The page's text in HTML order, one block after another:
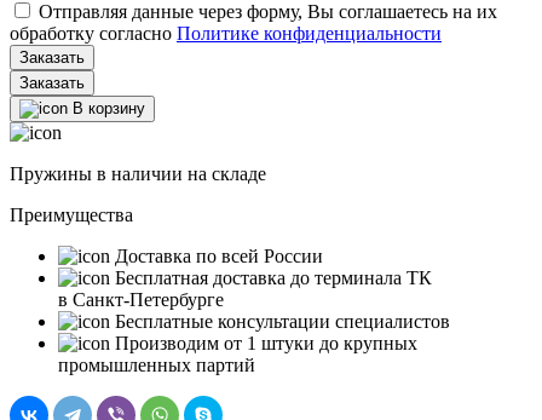
Отправляя данные через форму, Вы соглашаетесь на их
обработку согласно Политике конфиденциальности
Заказать
В корзину
Пружины в наличии на складе
Преимущества
Доставка по всей России
Бесплатная доставка до терминала ТК
в Санкт‑Петербурге
Бесплатные консультации специалистов
Производим от 1 штуки до крупных
промышленных партий